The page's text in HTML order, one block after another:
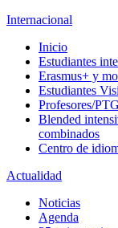
Internacional
Inicio
Estudiantes
Erasmus+ y
Estudiantes
Profesores/
Blended
combinados
Centro de
Actualidad
Noticias
Agenda